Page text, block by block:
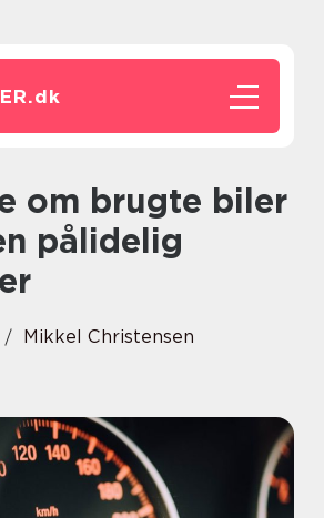
dk
pålidelig
Mikkel Christensen